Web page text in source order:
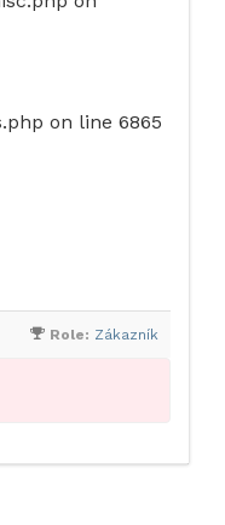
on line 6865
Role: Zákazník